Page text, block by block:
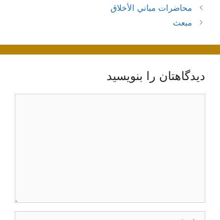
ناوبری
نوشته‌ها
محاضرات مباني الأخلاق
مبعث
دیدگاهتان را بنویسید